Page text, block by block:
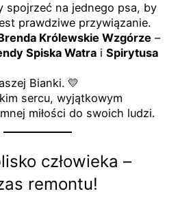
spojrzeć na jednego psa, by
prawdziwe przywiązanie.
Królewskie Wzgórze –
Spiska Watra i Spirytusa
Bianki. 💛
sercu, wyjątkowym
miłości do swoich ludzi.
człowieka –
remontu!